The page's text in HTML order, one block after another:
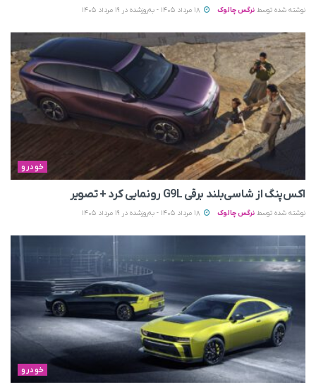
نوشته شده توسط نرگس چالوک
خودرو
اکس‌پنگ از شاسی‌بلند برقی G9L رونمایی کرد + تصویر
نوشته شده توسط نرگس چالوک
خودرو